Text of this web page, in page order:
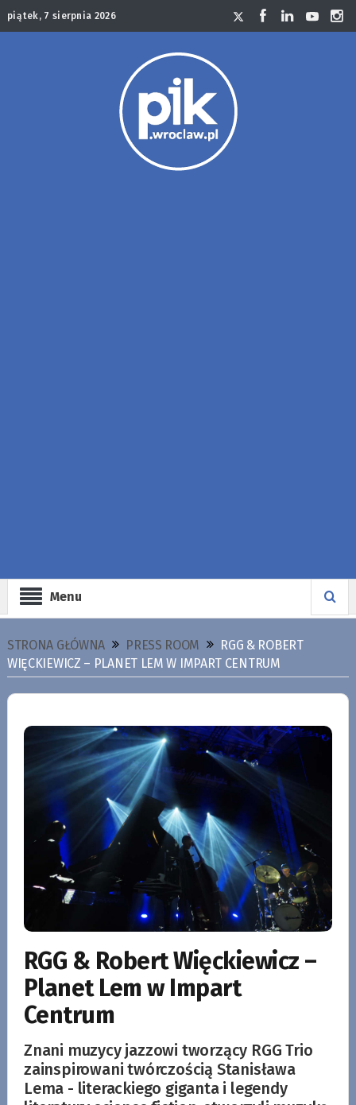
piątek, 7 sierpnia 2026
Menu
STRONA GŁÓWNA PRESS ROOM
RGG & ROBERT
WIĘCKIEWICZ – PLANET LEM W IMPART CENTRUM
RGG & Robert Więckiewicz –
Planet Lem w Impart
Centrum
Znani muzycy jazzowi tworzący RGG Trio
zainspirowani twórczością Stanisława
Lema - literackiego giganta i legendy